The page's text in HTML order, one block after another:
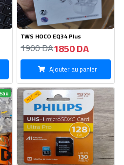
Cart Memoir Philips 128GB
1950 DA1880 DA
Ajouter au panier